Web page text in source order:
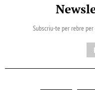
Subscriu-te per rebre